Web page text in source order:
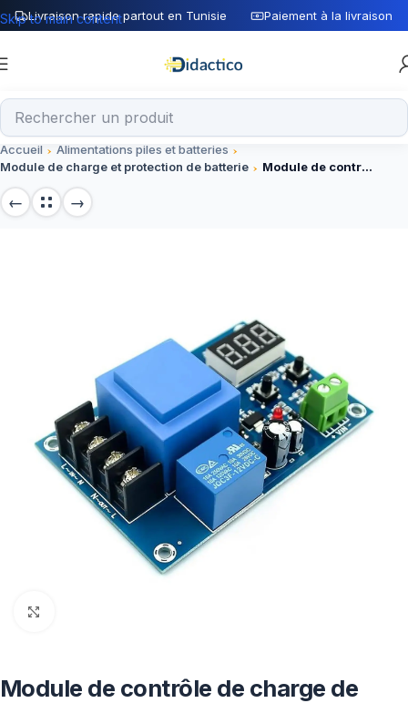
Livraison rapide partout en Tunisie Paiement à la livraison
Skip to main content
Accueil
Alimentations piles et batteries
Module de charge et protection de batterie
Module de contrôle de charge de batterie XHM602
Module de contrôle de charge de